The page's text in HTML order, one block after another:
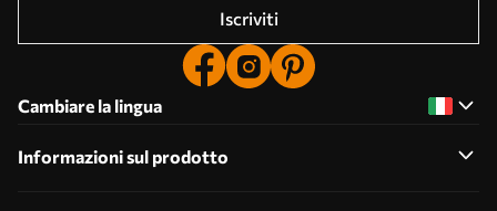
Iscriviti
Cambiare la lingua
Informazioni sul prodotto